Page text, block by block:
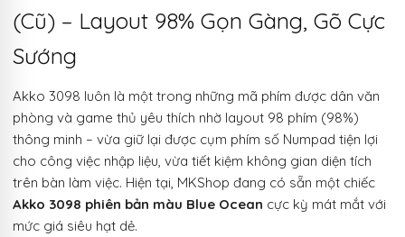
(Cũ) – Layout 98% Gọn Gàng, Gõ Cực
Sướng
Akko 3098 luôn là một trong những mã phím được dân văn
phòng và game thủ yêu thích nhờ layout 98 phím (98%)
thông minh – vừa giữ lại được cụm phím số Numpad tiện lợi
cho công việc nhập liệu, vừa tiết kiệm không gian diện tích
trên bàn làm việc. Hiện tại, MKShop đang có sẵn một chiếc
Akko 3098 phiên bản màu Blue Ocean cực kỳ mát mắt với
mức giá siêu hạt dẻ.